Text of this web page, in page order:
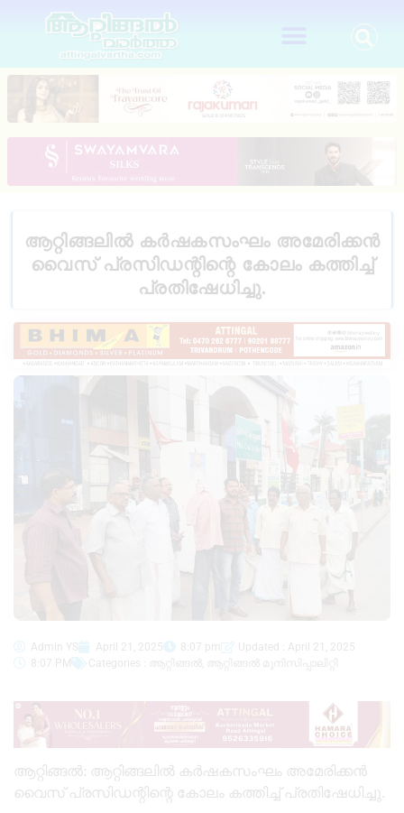
ആറ്റിങ്ങലിൽ കർഷകസംഘം അമേരിക്കൻ
വൈസ് പ്രസിഡന്റിന്റെ കോലം കത്തിച്ച്
പ്രതിഷേധിച്ചു.
Admin YS April 21, 2025 8:07 pm
Updated : April 21, 2025
8:07 PM
Categories : ആറ്റിങ്ങൽ ആറ്റിങ്ങൽ മുനിസിപ്പാലിറ്റി
ആറ്റിങ്ങൽ: ആറ്റിങ്ങലിൽ കർഷകസംഘം അമേരിക്കൻ
വൈസ് പ്രസിഡന്റിന്റെ കോലം കത്തിച്ച് പ്രതിഷേധിച്ചു.